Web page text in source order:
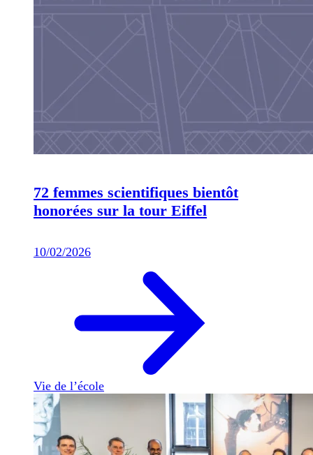
72 femmes scientifiques bientôt
honorées sur la tour Eiffel
10/02/2026
Vie de l’école